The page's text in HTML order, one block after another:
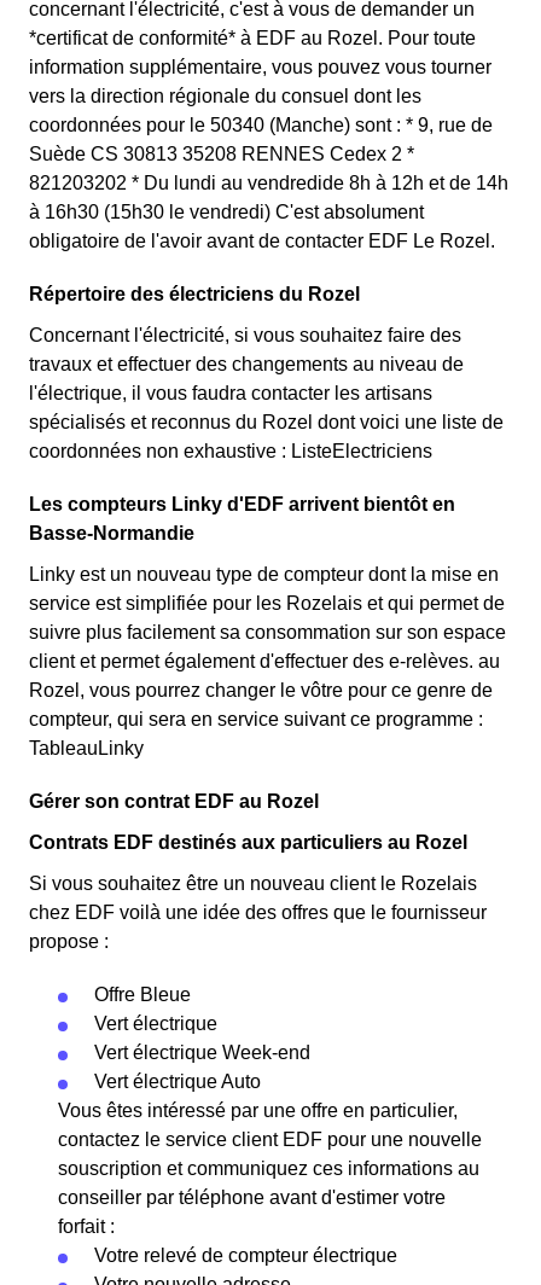
concernant l'électricité, c'est à vous de demander un
*certificat de conformité* à EDF au Rozel. Pour toute
information supplémentaire, vous pouvez vous tourner
vers la direction régionale du consuel dont les
coordonnées pour le 50340 (Manche) sont : * 9, rue de
Suède CS 30813 35208 RENNES Cedex 2 *
821203202 * Du lundi au vendredide 8h à 12h et de 14h
à 16h30 (15h30 le vendredi) C'est absolument
obligatoire de l'avoir avant de contacter EDF Le Rozel.
Répertoire des électriciens du Rozel
Concernant l'électricité, si vous souhaitez faire des
travaux et effectuer des changements au niveau de
l'électrique, il vous faudra contacter les artisans
spécialisés et reconnus du Rozel dont voici une liste de
coordonnées non exhaustive : ListeElectriciens
Les compteurs Linky d'EDF arrivent bientôt en
Basse-Normandie
Linky est un nouveau type de compteur dont la mise en
service est simplifiée pour les Rozelais et qui permet de
suivre plus facilement sa consommation sur son espace
client et permet également d'effectuer des e-relèves. au
Rozel, vous pourrez changer le vôtre pour ce genre de
compteur, qui sera en service suivant ce programme :
TableauLinky
Gérer son contrat EDF au Rozel
Contrats EDF destinés aux particuliers au Rozel
Si vous souhaitez être un nouveau client le Rozelais
chez EDF voilà une idée des offres que le fournisseur
propose :
Offre Bleue
Vert électrique
Vert électrique Week-end
Vert électrique Auto
Vous êtes intéressé par une offre en particulier,
contactez le service client EDF pour une nouvelle
souscription et communiquez ces informations au
conseiller par téléphone avant d'estimer votre
forfait :
Votre relevé de compteur électrique